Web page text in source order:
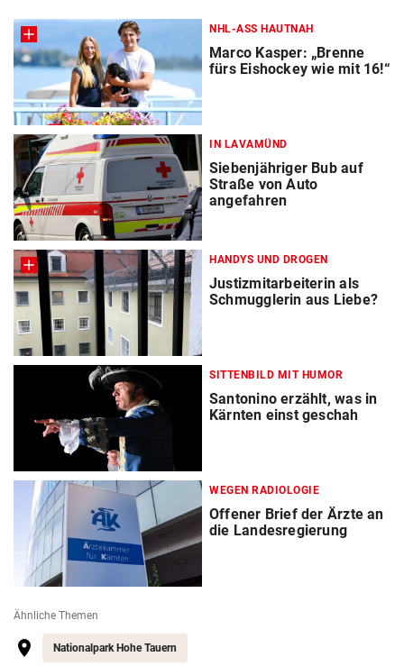
NHL-ASS HAUTNAH
Marco Kasper: „Brenne
fürs Eishockey wie mit 16!“
IN LAVAMÜND
Siebenjähriger Bub auf
Straße von Auto
angefahren
HANDYS UND DROGEN
Justizmitarbeiterin als
Schmugglerin aus Liebe?
SITTENBILD MIT HUMOR
Santonino erzählt, was in
Kärnten einst geschah
WEGEN RADIOLOGIE
Offener Brief der Ärzte an
die Landesregierung
Ähnliche Themen
Nationalpark Hohe Tauern